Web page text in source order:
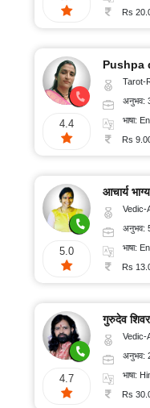
Rs
4.4
Pushpa
Tarot-
अनुभव:
भाषा:
Rs
5.0
आचार्य
Vedic-
अनुभव:
भाषा:
Rs
4.7
गुरुदेव
Vedic-
अनुभव:
भाषा:
Rs